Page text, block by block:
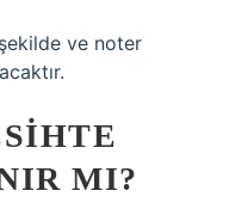
şekilde ve noter
MI?